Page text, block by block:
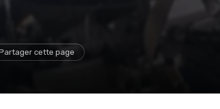
cette page